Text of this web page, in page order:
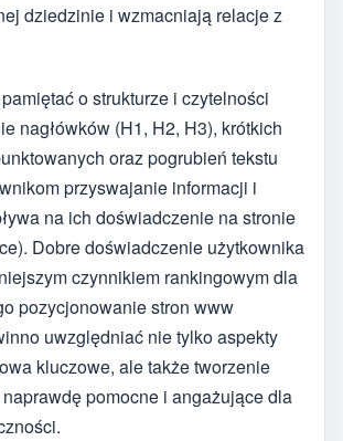
dziedzinie i wzmacniają relacje z
o strukturze i czytelności
nagłówków (H1, H2, H3), krótkich
oraz pogrubień tekstu
przyswajanie informacji i
na ich doświadczenie na stronie
Dobre doświadczenie użytkownika
czynnikiem rankingowym dla
pozycjonowanie stron www
uwzględniać nie tylko aspekty
kluczowe, ale także tworzenie
pomocne i angażujące dla